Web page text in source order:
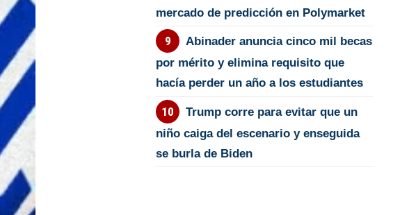
mercado de predicción en Polymarket
Abinader anuncia cinco mil becas
por mérito y elimina requisito que
hacía perder un año a los estudiantes
Trump corre para evitar que un
niño caiga del escenario y enseguida
se burla de Biden